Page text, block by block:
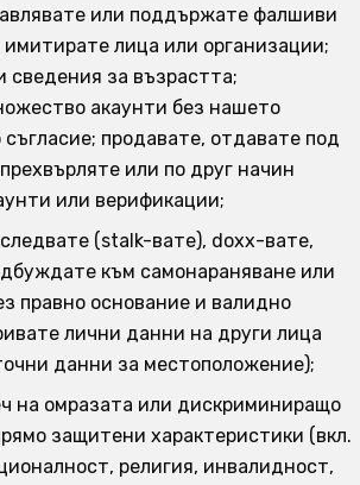
или поддържате фалшиви
лица или организации;
сведения за възрастта;
акаунти без нашето
продавате, отдавате под
или по друг начин
или верификации;
(stalk-вате), doxx-вате,
към самонараняване или
правно основание и валидно
лични данни на други лица
данни за местоположение);
на омразата или дискриминиращо
защитени характеристики (вкл.
религия, инвалидност,